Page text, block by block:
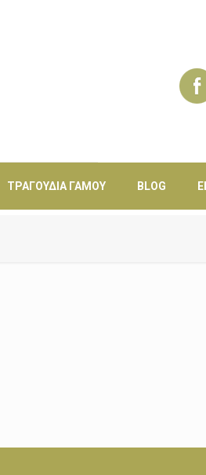
ΤΡΑΓΟΎΔΙΑ ΓΆΜΟΥ BLOG